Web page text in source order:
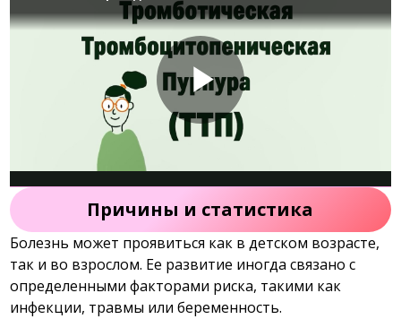
Причины и статистика
Болезнь может проявиться как в детском возрасте,
так и во взрослом. Ее развитие иногда связано с
определенными факторами риска, такими как
инфекции, травмы или беременность.